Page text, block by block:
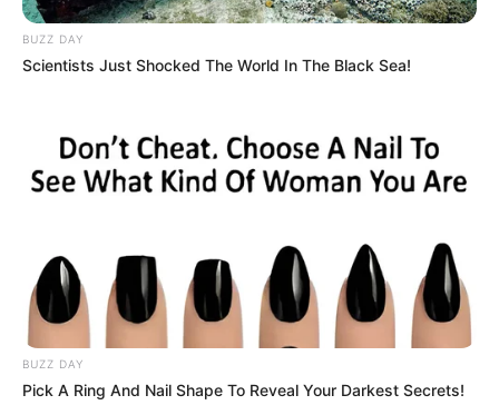
BUZZ DAY
Scientists Just Shocked The World In The Black Sea!
BUZZ DAY
Pick A Ring And Nail Shape To Reveal Your Darkest Secrets!